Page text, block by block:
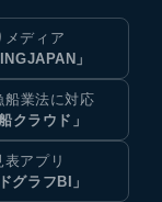
メディア
」
船業法に対応
クラウド」
表アプリ
グラフBI」